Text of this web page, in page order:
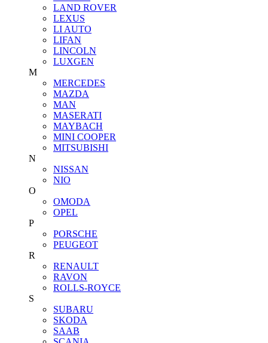
LAND ROVER
LEXUS
LI AUTO
LIFAN
LINCOLN
LUXGEN
M
MERCEDES
MAZDA
MAN
MASERATI
MAYBACH
MINI COOPER
MITSUBISHI
N
NISSAN
NIO
O
OMODA
OPEL
P
PORSCHE
PEUGEOT
R
RENAULT
RAVON
ROLLS-ROYCE
S
SUBARU
SKODA
SAAB